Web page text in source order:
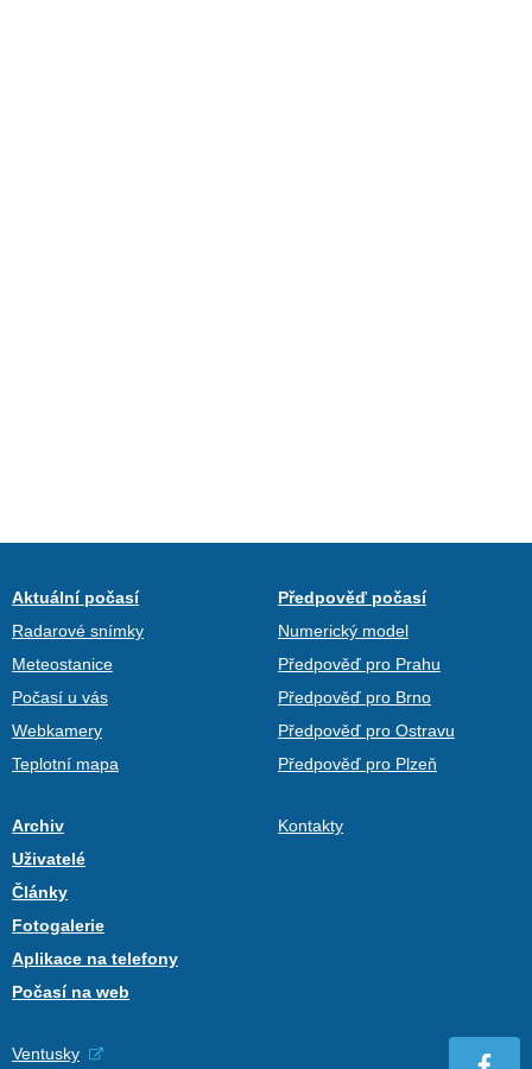
Aktuální počasí
Radarové snímky
Meteostanice
Počasí u vás
Webkamery
Teplotní mapa
Předpověď počasí
Numerický model
Předpověď pro Prahu
Předpověď pro Brno
Předpověď pro Ostravu
Předpověď pro Plzeň
Archiv
Uživatelé
Články
Fotogalerie
Aplikace na telefony
Počasí na web
Kontakty
Ventusky